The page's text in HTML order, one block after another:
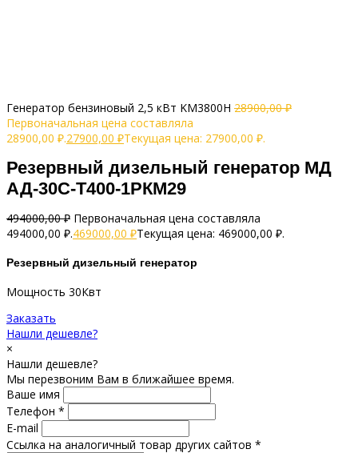
Генератор бензиновый 2,5 кВт KM3800H 28900,00₽
Первоначальная цена составляла
28900,00 ₽.27900,00 ₽Текущая цена: 27900,00 ₽.
Резервный дизельный генератор МД
АД-30С-Т400-1РКМ29
494000,00₽ Первоначальная цена составляла
494000,00 ₽.469000,00 ₽Текущая цена: 469000,00 ₽.
Резервный дизельный генератор
Мощность 30Квт
Заказать
Нашли дешевле?
×
Нашли дешевле?
Мы перезвоним Вам в ближайшее время.
Ваше имя
Телефон *
E-mail
Ссылка на аналогичный товар других сайтов *